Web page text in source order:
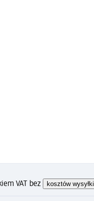
VAT bez kosztów wysyłki